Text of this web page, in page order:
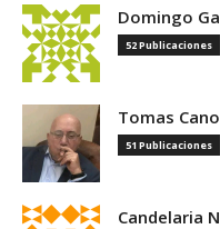
Domingo
52 Publicaciones
Tomas Cano
51 Publicaciones
Candelaria